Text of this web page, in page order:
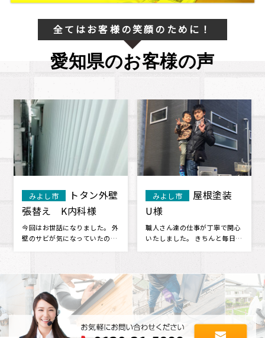
全てはお客様の笑顔のために！
愛知県のお客様の声
トタン外壁
内科様
になりました。 外
になっていたの
みよし市
屋根塗装
U様
職人さん達の仕事が丁寧で関心
いたしました。 きちんと毎日挨
安城市
バルコニーから
ていたため、地
探していたと